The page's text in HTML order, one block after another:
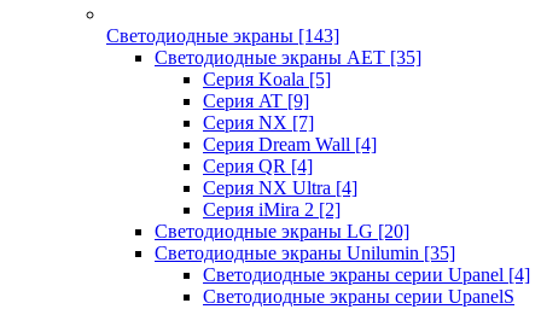
Светодиодные экраны [143]
Светодиодные экраны AET [35]
Cерия Koala [5]
Серия AT [9]
Серия NX [7]
Серия Dream Wall [4]
Серия QR [4]
Серия NX Ultra [4]
Серия iMira 2 [2]
Светодиодные экраны LG [20]
Светодиодные экраны Unilumin [35]
Светодиодные экраны серии Upanel [4]
Светодиодные экраны серии UpanelS